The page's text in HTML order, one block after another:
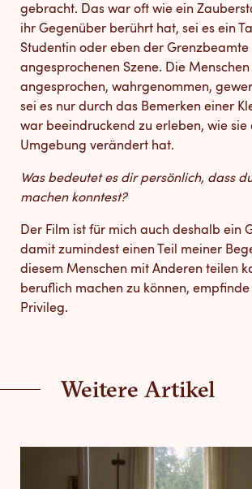
gebracht. Das war oft wie ein
ihr Gegenüber berührt hat, sei es ein
Studentin oder eben der
angesprochenen Szene. Die
angesprochen, wahrgenommen,
sei es nur durch das Bemerken einer
war beeindruckend zu erleben, wie sie
Umgebung verändert hat.
Was bedeutet es dir persönlich, dass
machen konntest?
Der Film ist für mich auch deshalb ein
damit zumindest einen Teil meiner
diesem Menschen mit Anderen teilen
beruflich machen zu können, empfinde
Privileg.
Weitere Artikel